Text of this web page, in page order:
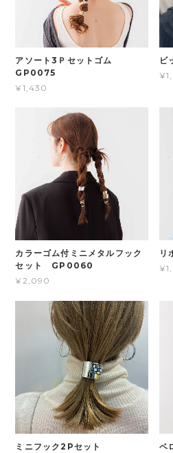
アソート3Ｐセットゴム
GP0075
¥1,430
ビ
カラーゴム付ミニメタルフック
セット GP0060
¥2,090
リ
ミニフック2Pセット
ベ